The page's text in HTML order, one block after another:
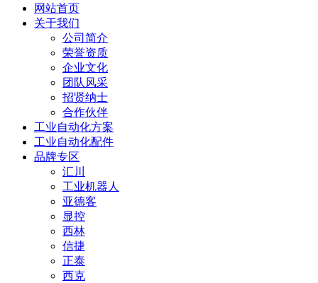
网站首页
关于我们
公司简介
荣誉资质
企业文化
团队风采
招贤纳士
合作伙伴
工业自动化方案
工业自动化配件
品牌专区
汇川
工业机器人
亚德客
显控
西林
信捷
正泰
西克